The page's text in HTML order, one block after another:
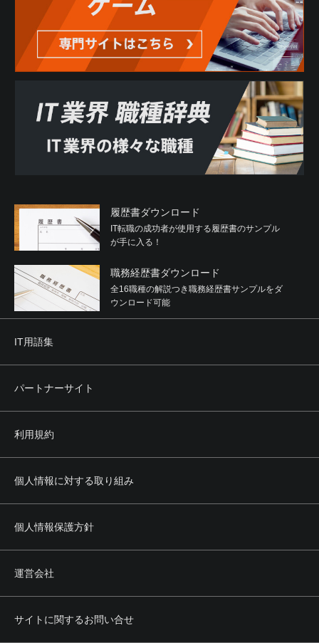
履歴書ダウンロード
IT転職の成功者が使用する履歴書のサンプル
が手に入る！
職務経歴書ダウンロード
全16職種の解説つき職務経歴書サンプルをダ
ウンロード可能
IT用語集
パートナーサイト
利用規約
個人情報に対する取り組み
個人情報保護方針
運営会社
サイトに関するお問い合せ